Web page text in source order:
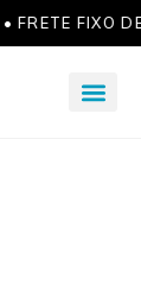
FRETE FIXO